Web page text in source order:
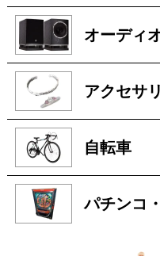
アクセサ
自転車
パチンコ